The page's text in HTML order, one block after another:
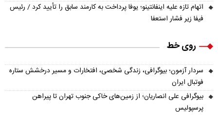
اتهام تازه علیه اینفانتینو؛ یوفا پرداخت به کارمند سابق را تأیید کرد / رئیس
فیفا زیر فشار استعفا
روی خط
سردار آزمون؛ بیوگرافی، زندگی شخصی، افتخارات و مسیر درخشش ستاره
فوتبال ایران
بیوگرافی علی انصاریان؛ از زمین‌های خاکی جنوب تهران تا پیراهن
پرسپولیس